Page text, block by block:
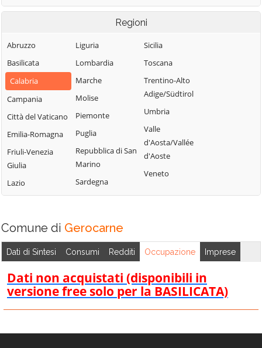
Angitola
Gerocarne
Ionadi
Rombiolo
San Calogero
San Costantino
Calabro
San Gregorio
Zaccanopoli
Zambrone
Zungri
Regioni
Abruzzo
Basilicata
Calabria
Campania
Città del Vaticano
Emilia-Romagna
Friuli-Venezia
Giulia
Lazio
Liguria
Lombardia
Marche
Molise
Piemonte
Puglia
Repubblica di San
Marino
Sardegna
Sicilia
Toscana
Trentino-Alto
Adige/Südtirol
Umbria
Valle
d'Aosta/Vallée
d'Aoste
Veneto
Comune di Gerocarne
Dati di Sintesi Consumi Redditi Occupazione Imprese
Dati non acquistati (disponibili in
versione free solo per la BASILICATA)